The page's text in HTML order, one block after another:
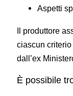
Aspetti
Il produttore
ciascun
dall’ex
È possibile